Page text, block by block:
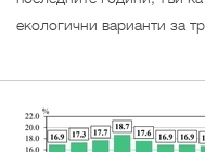
екологични варианти за